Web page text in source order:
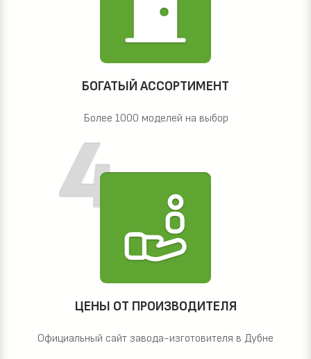
БОГАТЫЙ АССОРТИМЕНТ
Более 1000 моделей на выбор
ЦЕНЫ ОТ ПРОИЗВОДИТЕЛЯ
Официальный сайт завода-изготовителя в Дубне